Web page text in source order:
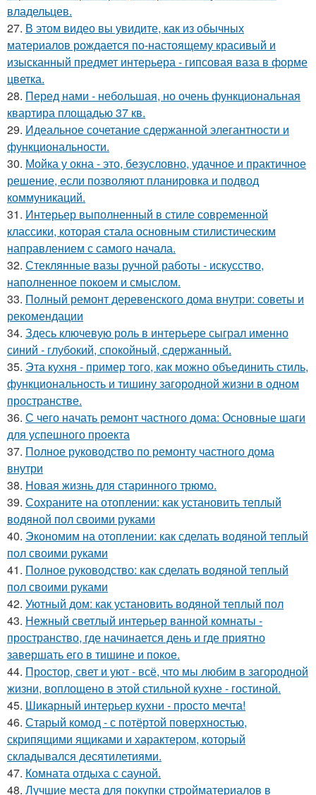
владельцев.
27. В этом видео вы увидите, как из обычных
материалов рождается по-настоящему красивый и
изысканный предмет интерьера - гипсовая ваза в форме
цветка.
28. Перед нами - небольшая, но очень функциональная
квартира площадью 37 кв.
29. Идеальное сочетание сдержанной элегантности и
функциональности.
30. Мойка у окна - это, безусловно, удачное и практичное
решение, если позволяют планировка и подвод
коммуникаций.
31. Интерьер выполненный в стиле современной
классики, которая стала основным стилистическим
направлением с самого начала.
32. Стеклянные вазы ручной работы - искусство,
наполненное покоем и смыслом.
33. Полный ремонт деревенского дома внутри: советы и
рекомендации
34. Здесь ключевую роль в интерьере сыграл именно
синий - глубокий, спокойный, сдержанный.
35. Эта кухня - пример того, как можно объединить стиль,
функциональность и тишину загородной жизни в одном
пространстве.
36. С чего начать ремонт частного дома: Основные шаги
для успешного проекта
37. Полное руководство по ремонту частного дома
внутри
38. Новая жизнь для старинного трюмо.
39. Сохраните на отоплении: как установить теплый
водяной пол своими руками
40. Экономим на отоплении: как сделать водяной теплый
пол своими руками
41. Полное руководство: как сделать водяной теплый
пол своими руками
42. Уютный дом: как установить водяной теплый пол
43. Нежный светлый интерьер ванной комнаты -
пространство, где начинается день и где приятно
завершать его в тишине и покое.
44. Простор, свет и уют - всё, что мы любим в загородной
жизни, воплощено в этой стильной кухне - гостиной.
45. Шикарный интерьер кухни - просто мечта!
46. Старый комод - с потёртой поверхностью,
скрипящими ящиками и характером, который
складывался десятилетиями.
47. Комната отдыха с сауной.
48. Лучшие места для покупки стройматериалов в